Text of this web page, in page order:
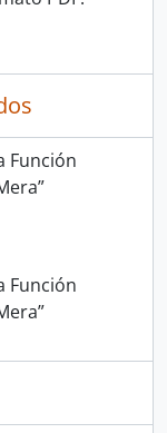
Función
Función